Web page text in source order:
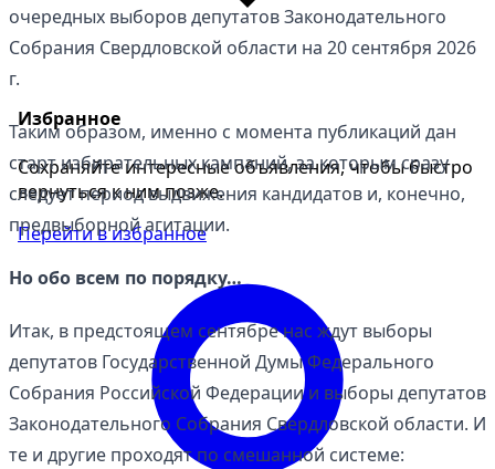
Избранное
Сохраняйте интересные объявления, чтобы быстро
вернуться к ним позже.
Перейти в избранное
очередных выборов депутатов Законодательного
Собрания Свердловской области на 20 сентября 2026
г.
Таким образом, именно с момента публикаций дан
старт избирательных кампаний, за которым сразу
следует период выдвижения кандидатов и, конечно,
предвыборной агитации.
Но обо всем по порядку…
Итак, в предстоящем сентябре нас ждут выборы
депутатов Государственной Думы Федерального
Собрания Российской Федерации и выборы депутатов
Законодательного Собрания Свердловской области. И
те и другие проходят по смешанной системе: